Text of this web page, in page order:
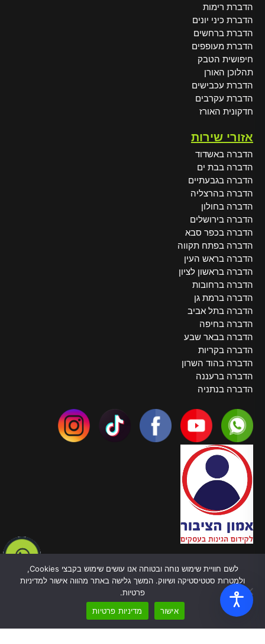
הדברת רימות
הדברת כיני יונים
הדברת ברחשים
הדברת מעופפים
חיפושית הטבק
תהלוכן האורן
הדברת עכבישים
הדברת עקרבים
חדקונית האורז
אזורי שירות
הדברה באשדוד
הדברה בבת ים
הדברה בגבעתיים
הדברה בהרצליה
הדברה בחולון
הדברה בירושלים
הדברה בכפר סבא
הדברה בפתח תקווה
הדברה בראש העין
הדברה בראשון לציון
הדברה ברחובות
הדברה ברמת גן
הדברה בתל אביב
הדברה בחיפה
הדברה בבאר שבע
הדברה בקריות
הדברה בהוד השרון
הדברה ברעננה
הדברה בנתניה
צרו קשר
טלפון:055-970-5878
כתובת: ברל כצנלסון, 82 בת ים
עובדים בכל הארץ
לשם חוויית שימוש נוחה ובטוחה אנו עושים שימוש בקבצי Cookies,
ולמטרות סטטיסטיקה ושיווק. המשך גלישה באתר מהווה אישור למדיניות
פרטיות.
אישור
מדיניות פרטיות